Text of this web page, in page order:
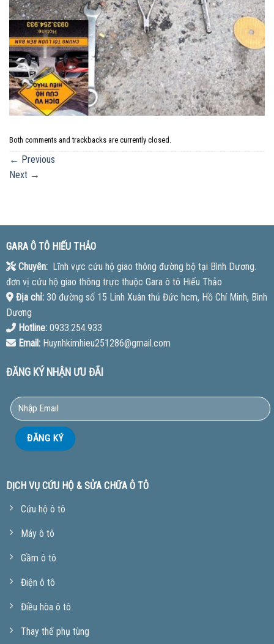
Both comments and trackbacks are currently closed.
← Previous
Next →
GARA Ô TÔ HIẾU THẢO
Chuyên:Lĩnh vực cứu hộ giao thông đường bộ tại Bình Dương.
đơn vị cứu hộ giao thông trực thuộc Gara ô tô Hiếu Thảo
Địa chỉ:30 đường số 15 Linh Xuân thủ Đức hcm, Hồ Chí Minh, Bình
Dương
Hotline:0933.254.933
Email:Huynhkimhieu251286@gmail.com
ĐĂNG KÝ NHẬN ƯU ĐÃI
DỊCH VỤ CỨU HỘ & SỬA CHỮA Ô TÔ
Cứu hộ ô tô
Máy ô tô
Gầm ô tô
Điện ô tô
Điều hòa ô tô
Thay thế phụ tùng